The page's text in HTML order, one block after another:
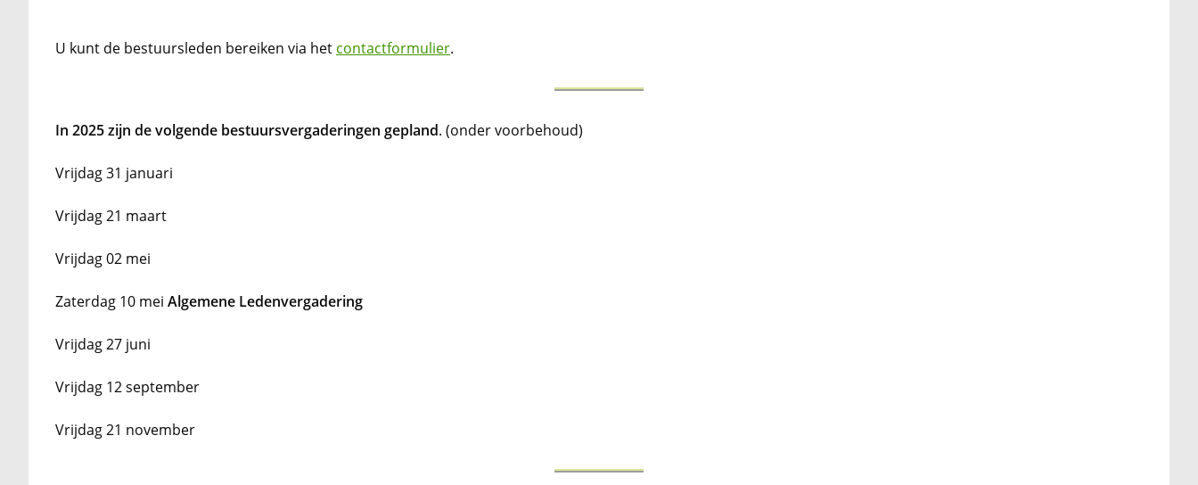
U kunt de bestuursleden bereiken via het contactformulier.
In 2025 zijn de volgende bestuursvergaderingen gepland. (onder voorbehoud)
Vrijdag 31 januari
Vrijdag 21 maart
Vrijdag 02 mei
Zaterdag 10 mei Algemene Ledenvergadering
Vrijdag 27 juni
Vrijdag 12 september
Vrijdag 21 november